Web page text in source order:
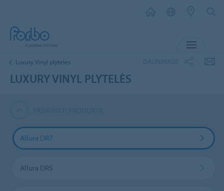
Luxury Vinyl plytelės
LUXURY VINYL PLYTELĖS
Allura DR7
Allura DR5